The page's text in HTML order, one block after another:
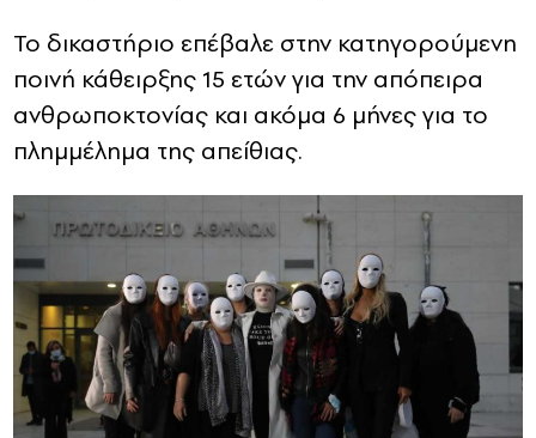
Το δικαστήριο επέβαλε στην κατηγορούμενη
ποινή κάθειρξης 15 ετών για την απόπειρα
ανθρωποκτονίας και ακόμα 6 μήνες για το
πλημμέλημα της απείθιας.